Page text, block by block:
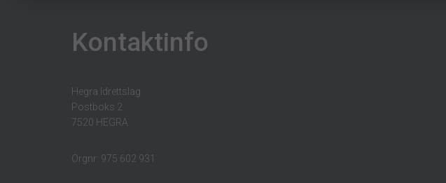
Kontaktinfo
Hegra Idrettslag
Postboks 2
7520 HEGRA
Orgnr: 975 602 931